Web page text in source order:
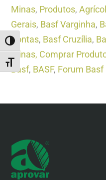
ALTERNAR ALTO CONTRASTE
ALTERNAR TAMANHO DA
Minas, Produtos,
Gerais, Basf Varginha,
Pontas, Basf Cruzília,
Minas, Comprar
Basf, BASF, Forum Basf